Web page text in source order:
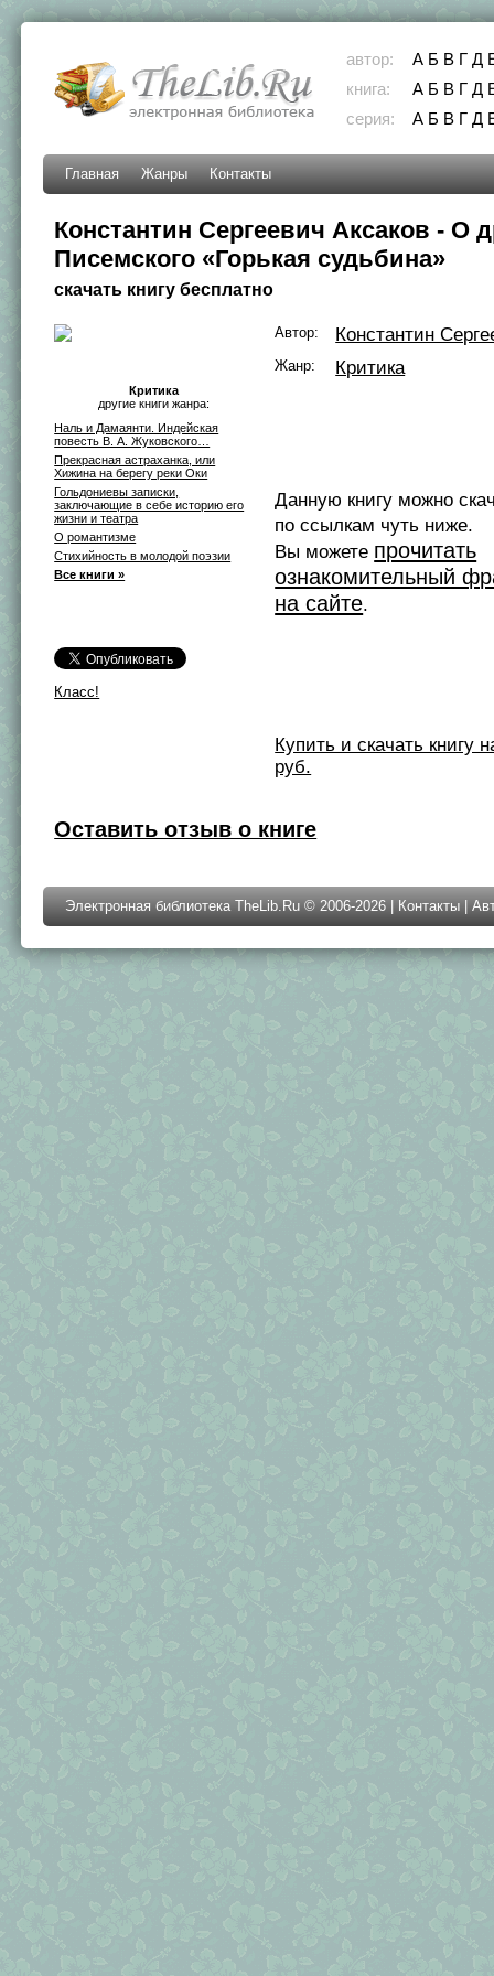
автор: А Б В Г Д
книга:
А Б В Г Д
серия:
А Б В Г Д
Главная Жанры Контакты
Константин Сергеевич Аксаков - О
Писемского «Горькая судьбина»
скачать книгу бесплатно
Критика
другие книги жанра:
Наль и Дамаянти. Индейская
повесть В. А. Жуковского…
Прекрасная астраханка, или
Хижина на берегу реки Оки
Гольдониевы записки,
заключающие в себе историю его
жизни и театра
О романтизме
Стихийность в молодой поэзии
Все книги »
Класс!
Автор: Константин
Жанр: Критика
Данную книгу можно
по ссылкам чуть ниже.
Вы можете прочитать
ознакомительный
на сайте.
Купить и скачать книгу
руб.
Оставить отзыв о книге
Электронная библиотека TheLib.Ru © 2006-2026 | Контакты |